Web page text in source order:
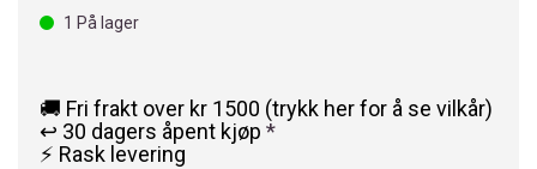
1 På lager
🚚 Fri frakt over kr 1500 (trykk her for å se vilkår)
↩️ 30 dagers åpent kjøp *
⚡ Rask levering